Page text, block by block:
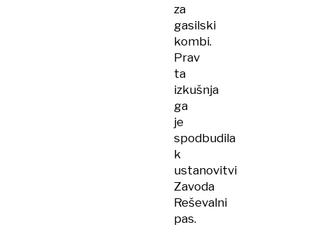
za
gasilski
kombi.
Prav
ta
izkušnja
ga
je
spodbudila
k
ustanovitvi
Zavoda
Reševalni
pas.